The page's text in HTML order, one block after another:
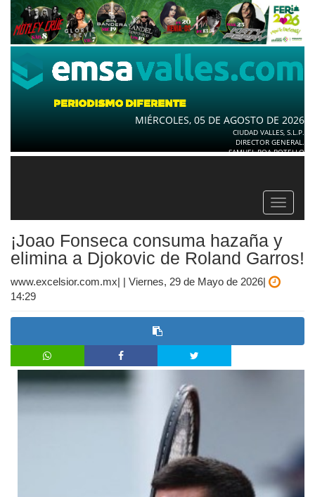
MIÉRCOLES, 05 DE AGOSTO DE 2026
CIUDAD VALLES, S.L.P.
DIRECTOR GENERAL.
SAMUEL ROA BOTELLO
Toggle
¡Joao Fonseca consuma hazaña y
elimina a Djokovic de Roland Garros!
www.excelsior.com.mx| | Viernes, 29 de Mayo de 2026|
14:29